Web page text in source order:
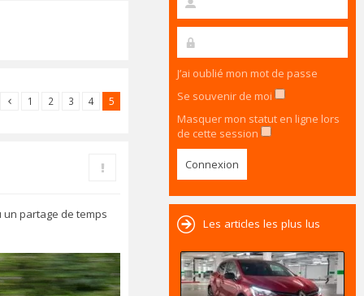
1 2 3 4 5
Rapporter le message
un partage de temps
J’ai oublié mon mot de passe
Se souvenir de moi
Masquer mon statut en ligne lors
de cette session
Les articles les plus lus